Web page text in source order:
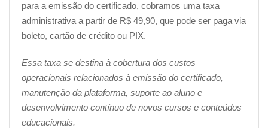
para a emissão do certificado, cobramos uma taxa
administrativa a partir de R$ 49,90, que pode ser paga via
boleto, cartão de crédito ou PIX.
Essa taxa se destina à cobertura dos custos
operacionais relacionados à emissão do certificado,
manutenção da plataforma, suporte ao aluno e
desenvolvimento contínuo de novos cursos e conteúdos
educacionais.